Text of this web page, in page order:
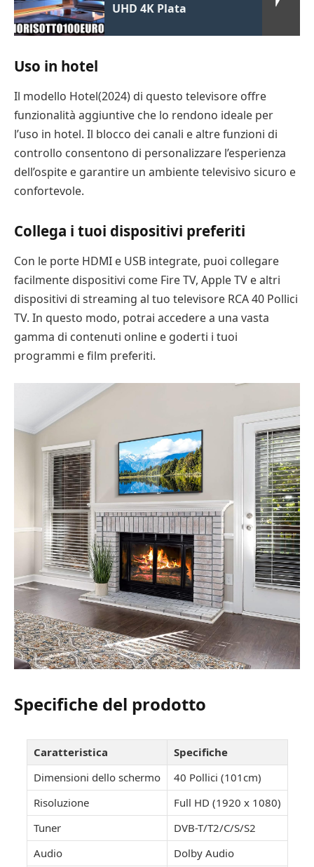
UHD 4K Plata
Uso in hotel
Il modello Hotel(2024) di questo televisore offre
funzionalità aggiuntive che lo rendono ideale per
l’uso in hotel. Il blocco dei canali e altre funzioni di
controllo consentono di personalizzare l’esperienza
dell’ospite e garantire un ambiente televisivo sicuro e
confortevole.
Collega i tuoi dispositivi preferiti
Con le porte HDMI e USB integrate, puoi collegare
facilmente dispositivi come Fire TV, Apple TV e altri
dispositivi di streaming al tuo televisore RCA 40 Pollici
TV. In questo modo, potrai accedere a una vasta
gamma di contenuti online e goderti i tuoi
programmi e film preferiti.
Specifiche del prodotto
Caratteristica
Specifiche
Dimensioni dello schermo
40 Pollici (101cm)
Risoluzione
Full HD (1920 x 1080)
Tuner
DVB-T/T2/C/S/S2
Audio
Dolby Audio